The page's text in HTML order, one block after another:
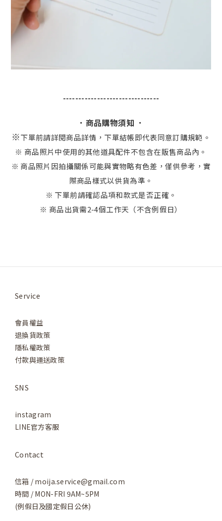
-------------------------------
．商品購物須知 ．
※下單前請詳閱商品詳情，下單結帳即代表同意訂購規範。
※ 商品照片中使用的其他道具配件不包含在販售商品內。
※ 商品照片因拍攝關係可能與實物略有色差，僅供參考，實
際商品樣式以供貨為準。
※ 下單前請確認品項和款式是否正確。
※ 商品出貨需2-4個工作天（不含例假日）
Service
會員權益
退換貨政策
隱私權政策
付款與運送政策
SNS
instagram
LINE官方客服
Contact
信箱 / moija.service@gmail.com
時間 / MON-FRI 9AM~5PM
(例假日及國定假日公休)